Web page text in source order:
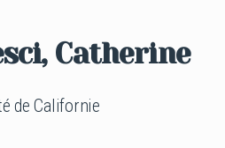
Catherine
de Californie